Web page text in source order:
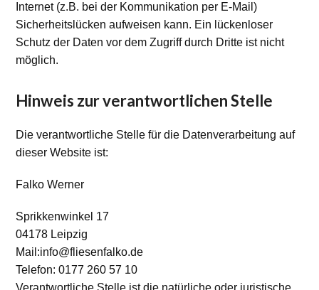
Internet (z.B. bei der Kommunikation per E-Mail)
Sicherheitslücken aufweisen kann. Ein lückenloser
Schutz der Daten vor dem Zugriff durch Dritte ist nicht
möglich.
Hinweis zur verantwortlichen Stelle
Die verantwortliche Stelle für die Datenverarbeitung auf
dieser Website ist:
Falko Werner
Sprikkenwinkel 17
04178 Leipzig
Mail:info@fliesenfalko.de
Telefon: 0177 260 57 10
Verantwortliche Stelle ist die natürliche oder juristische